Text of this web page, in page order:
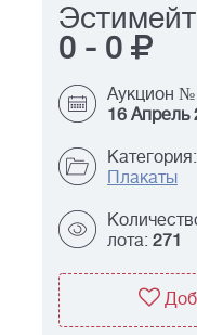
Эстимейт
0 - 0
Аукцион №
16 Апрель
Категория:
Плакаты
лота: 271